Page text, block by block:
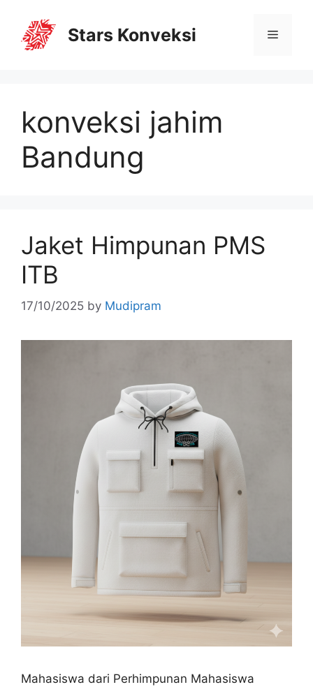
Stars Konveksi
konveksi jahim
Bandung
Jaket Himpunan PMS
ITB
17/10/2025 by Mudipram
Mahasiswa dari Perhimpunan Mahasiswa